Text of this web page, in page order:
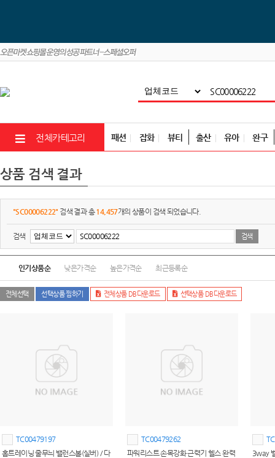
전체카테고리 패션 잡화 뷰티 출산 유아 완구
상품 검색 결과
"SC00006222" 검색 결과 총14,457개의 상품이 검색 되었습니다.
검색
인기상품순 낮은가격순 높은가격순 최근등록순
전체선택 선택상품 찜하기 전체상품 DB다운로드 선택상품 DB다운로드
TC00479197
홈트레이닝 줄무늬 밸런스볼(실버) / 다
TC00479262
파워리스트 손목강화 근력기 헬스 완력
3way